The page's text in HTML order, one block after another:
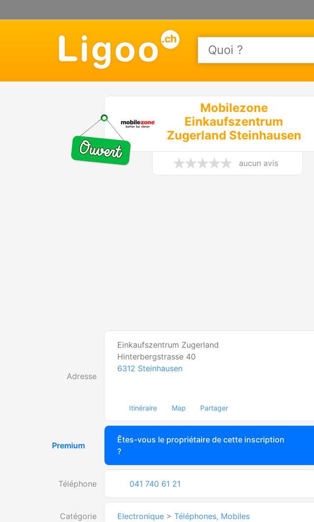
Mobilezone
Einkaufszentrum
Zugerland Steinhausen
aucun avis
Adresse
Einkaufszentrum Zugerland
Hinterbergstrasse 40
6312 Steinhausen
Itinéraire Map Partager
Premium
Êtes-vous le propriétaire de cette inscription
?
Téléphone 041 740 61 21
Catégorie Electronique > Téléphones, Mobiles